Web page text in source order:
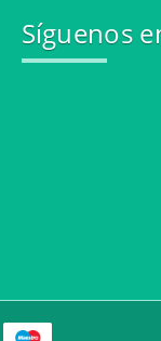
Síguenos